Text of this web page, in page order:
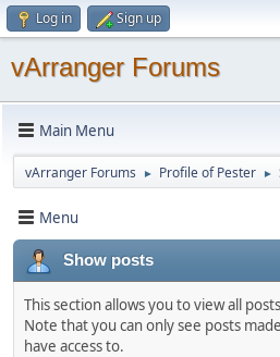
Log in Sign up
vArranger Forums
Main Menu
vArranger Forums ► Profile of Pester ►
Menu
Show posts
This section allows you to view all
Note that you can only see posts
have access to.